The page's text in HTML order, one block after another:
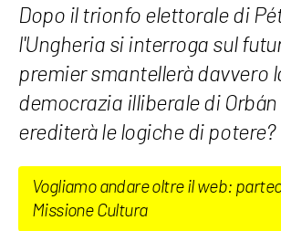
Dopo il trionfo elettorale di
l'Ungheria si interroga sul
premier smantellerà davvero
democrazia illiberale di Orbán
erediterà le logiche di potere?
Vogliamo andare oltre il web:
Missione Cultura